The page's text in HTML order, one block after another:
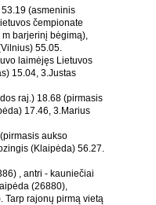
(asmeninis
čempionate
m barjerinį bėgimą),
55.05.
laimėjęs Lietuvos
15.04, 3.Justas
raj.) 18.68 (pirmasis
17.46, 3.Marius
aukso
(Klaipėda) 56.27.
, antri - kauniečiai
(26880),
Tarp rajonų pirmą vietą